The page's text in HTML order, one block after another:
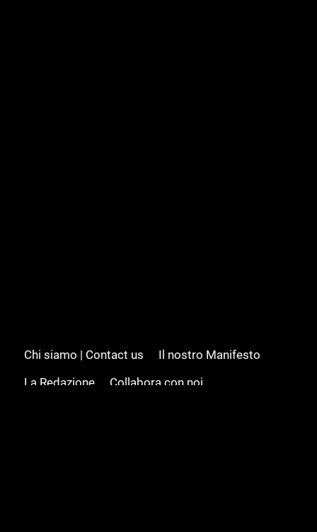
Chi siamo | Contact us
Il nostro Manifesto
La Redazione
Collabora con noi